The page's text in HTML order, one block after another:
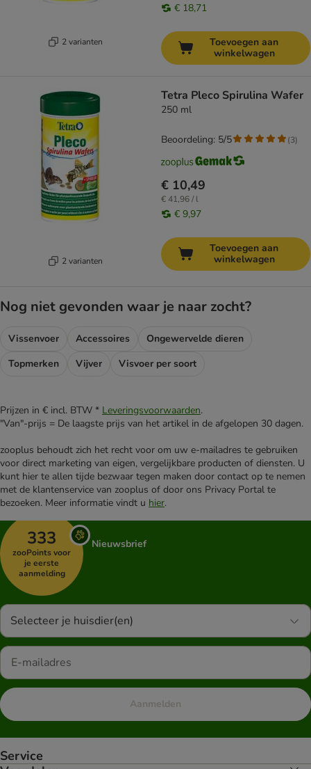
2 varianten
€ 18,71
Toevoegen aan
winkelwagen
2 varianten
Tetra Pleco Spirulina Wafer
250 ml
€ 10,49
€ 41,96 / l
€ 9,97
Beoordeling: 5/5 (3)
Toevoegen aan
winkelwagen
Nog niet gevonden waar je naar zocht?
Vissenvoer Accessoires
Ongewervelde dieren
Topmerken
Vijver Visvoer per soort
Prijzen in € incl. BTW * Leveringsvoorwaarden.
"Van"-prijs = De laagste prijs van het artikel in de afgelopen 30 dagen.
zooplus behoudt zich het recht voor om uw e-mailadres te gebruiken
voor direct marketing van eigen, vergelijkbare producten of diensten. U
kunt hier te allen tijde bezwaar tegen maken door contact op te nemen
met de klantenservice van zooplus of door ons Privacy Portal te
bezoeken. Meer informatie vindt u hier.
333
zooPoints voor
je eerste
aanmelding
Nieuwsbrief
Selecteer je huisdier(en)
Aanmelden
Service